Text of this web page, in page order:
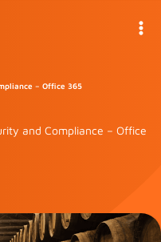
– Office 365
and Compliance – Office